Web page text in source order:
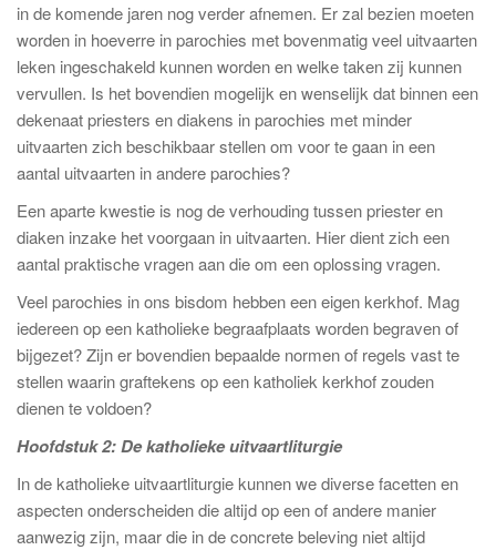
in de komende jaren nog verder afnemen. Er zal bezien moeten
worden in hoeverre in parochies met bovenmatig veel uitvaarten
leken ingeschakeld kunnen worden en welke taken zij kunnen
vervullen. Is het bovendien mogelijk en wenselijk dat binnen een
dekenaat priesters en diakens in parochies met minder
uitvaarten zich beschikbaar stellen om voor te gaan in een
aantal uitvaarten in andere parochies?
Een aparte kwestie is nog de verhouding tussen priester en
diaken inzake het voorgaan in uitvaarten. Hier dient zich een
aantal praktische vragen aan die om een oplossing vragen.
Veel parochies in ons bisdom hebben een eigen kerkhof. Mag
iedereen op een katholieke begraafplaats worden begraven of
bijgezet? Zijn er bovendien bepaalde normen of regels vast te
stellen waarin graftekens op een katholiek kerkhof zouden
dienen te voldoen?
Hoofdstuk 2: De katholieke uitvaartliturgie
In de katholieke uitvaartliturgie kunnen we diverse facetten en
aspecten onderscheiden die altijd op een of andere manier
aanwezig zijn, maar die in de concrete beleving niet altijd